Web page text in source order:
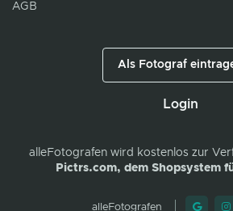
AGB
Als Fotograf
Login
alleFotografenwird kostenlos zur
Pictrs.com, dem Shopsystem
alleFotografen